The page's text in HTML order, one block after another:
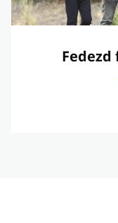
Fedezd